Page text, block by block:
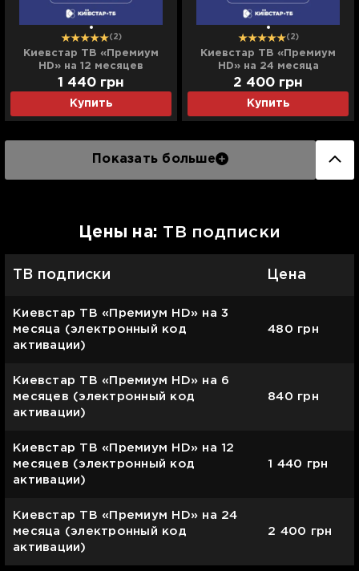
(2)
Киевстар ТВ «Премиум
HD» на 12 месяцев
(электронный код
активации)
Купить
1 440 грн
(2)
Киевстар ТВ «Премиум
HD» на 24 месяца
(электронный код
активации)
Купить
2 400 грн
Показать больше
Цены на: ТВ подписки
ТВ подписки Цена
Киевстар ТВ «Премиум HD» на 3
месяца (электронный код
активации)
480 грн
Киевстар ТВ «Премиум HD» на 6
месяцев (электронный код
активации)
840 грн
Киевстар ТВ «Премиум HD» на 12
месяцев (электронный код
активации)
1 440 грн
Киевстар ТВ «Премиум HD» на 24
месяца (электронный код
активации)
2 400 грн